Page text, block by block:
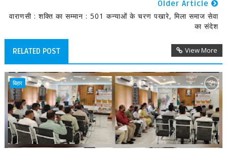
Older Article
वाराणसी : शक्ति का सम्मान : 501 कन्याओं के चरण पखारे, मिला समाज सेवा
का संदेश
RELATED POST View More
बिहार